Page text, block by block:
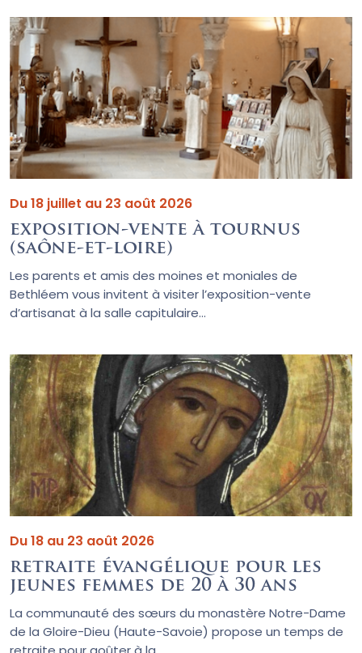
Du 18 juillet au 23 août 2026
exposition-vente à tournus
(saône-et-loire)
Les parents et amis des moines et moniales de
Bethléem vous invitent à visiter l’exposition-vente
d’artisanat à la salle capitulaire...
Du 18 au 23 août 2026
retraite évangélique pour les
jeunes femmes de 20 à 30 ans
La communauté des sœurs du monastère Notre-Dame
de la Gloire-Dieu (Haute-Savoie) propose un temps de